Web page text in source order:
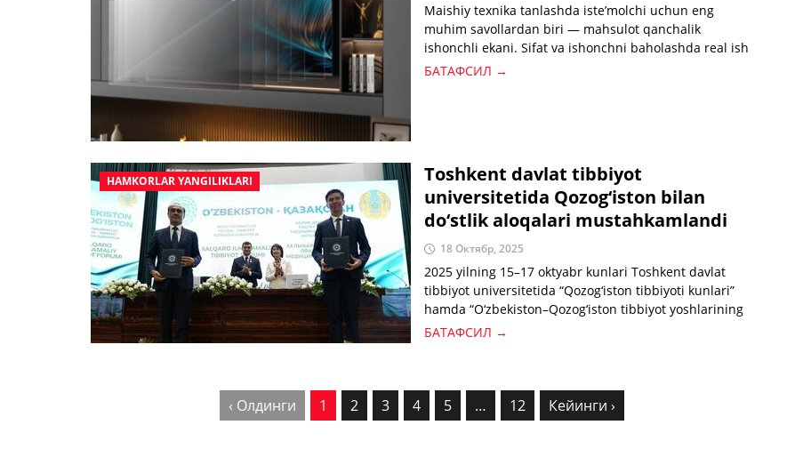
Maishiy texnika tanlashda iste’molchi uchun eng
muhim savollardan biri — mahsulot qanchalik
ishonchli ekani. Sifat va ishonchni baholashda real ish
sharoitidagi natijalar hal qiluvchi ahamiyatga ega.
БАТАФСИЛ →
HAMKORLAR YANGILIKLARI
Toshkent davlat tibbiyot
universitetida Qozog‘iston bilan
do‘stlik aloqalari mustahkamlandi
18 Октябр, 2025
2025 yilning 15–17 oktyabr kunlari Toshkent davlat
tibbiyot universitetida “Qozog‘iston tibbiyoti kunlari”
hamda “O‘zbekiston–Qozog‘iston tibbiyot yoshlarining
do‘stlik haftaligi” tadbirlari o‘tkazildi.
БАТАФСИЛ →
‹ Олдинги 1 2 3 4 5 … 12 Кейинги ›